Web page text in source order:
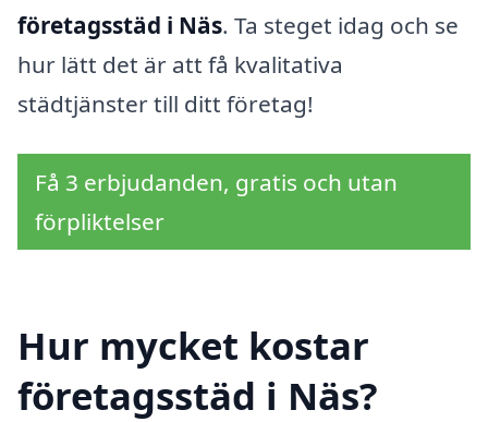
företagsstäd i Näs. Ta steget idag och se
hur lätt det är att få kvalitativa
städtjänster till ditt företag!
Få 3 erbjudanden, gratis och utan
förpliktelser
Hur mycket kostar
företagsstäd i Näs?